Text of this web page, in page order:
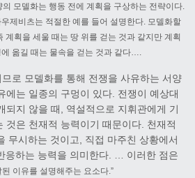
의 모델화는 행동 전에 계획을 구상하는 전략이다.
우제비츠는 적절한 예를 들어 설명한다. 모델화할
계획을 세울 때는 땅 위를 걷는 것과 같지만 계획
옮길 때는 물속을 걷는 것과 같다….
로 모델화를 통해 전쟁을 사유하는 서양
에는 일종의 구멍이 있다. 전쟁이 예상대
되지 않을 때, 역설적으로 지휘관에게 기
것은 천재적 능력이기 때문이다. 천재적
무시하는 것이고, 직접 마주친 상황에서
응하는 능력을 의미한다. … 이러한 점은
된 이유를 설명해주는 요소다.”